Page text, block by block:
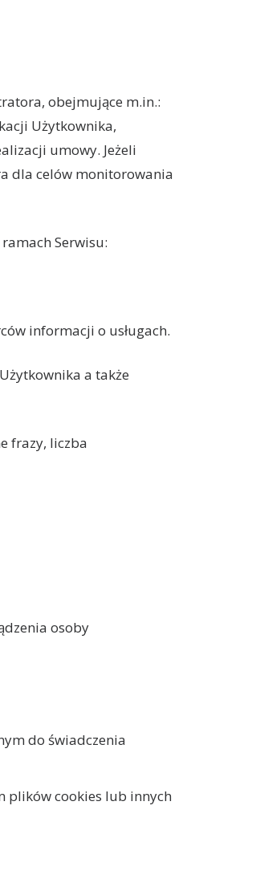
obejmujące m.in.:
Użytkownika,
umowy. Jeżeli
dla celów monitorowania
Serwisu:
informacji o usługach.
a także
frazy, liczba
osoby
do świadczenia
plików cookies lub innych